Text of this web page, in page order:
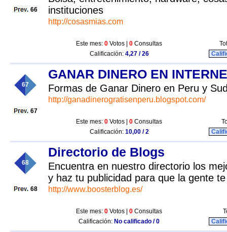
66
instituciones
http://cosasmias.com
Este mes: 0 Votos | 0 Consultas
Calificación: 4,27 / 26
67
67
GANAR DINERO EN
Formas de Ganar Dinero en Peru y
http://ganadinerogratisenperu.blogspot.com/
Este mes: 0 Votos | 0 Consultas
Calificación: 10,00 / 2
68
68
Directorio de Blogs
Encuentra en nuestro directorio los
y haz tu publicidad para que la gente
http://www.boosterblog.es/
Este mes: 0 Votos | 0 Consultas
Calificación: No calificado / 0